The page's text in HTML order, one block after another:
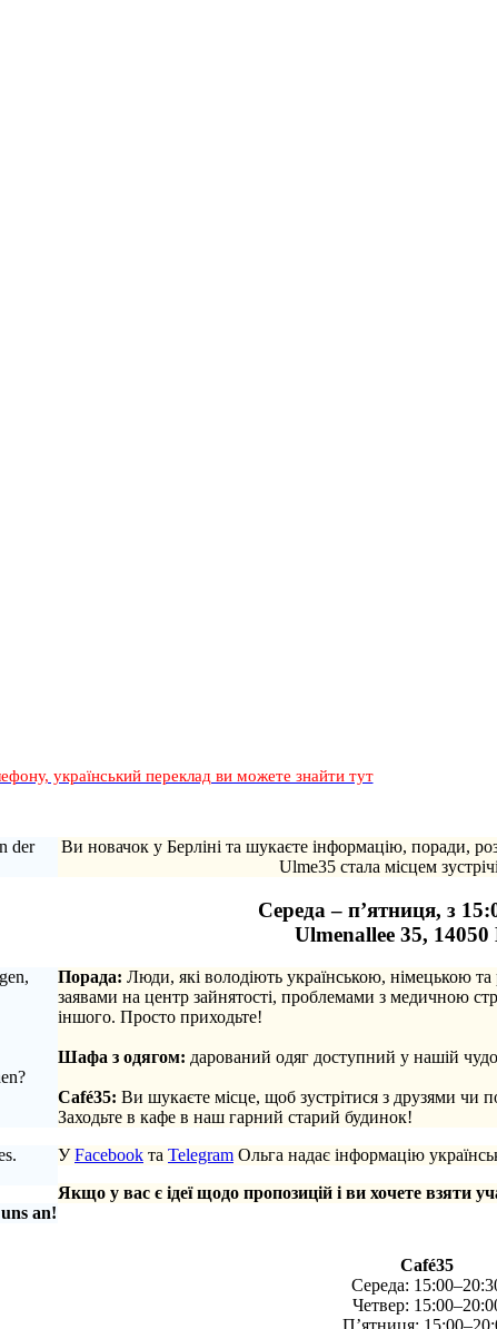
український переклад ви можете знайти тут
der
an!
Ви новачок у Берліні та шукаєте інформацію, поради,
Ulme35 стала місцем
Середа – п’ятниця, з
Ulmenallee 35, 14050
Порада: Люди, які володіють українською, німецькою
заявами на центр зайнятості, проблемами з медичною
іншого. Просто приходьте!
Шафа з одягом: дарований одяг доступний у нашій
Café35: Ви шукаєте місце, щоб зустрітися з друзями чи
Заходьте в кафе в наш гарний старий будинок!
УFacebook та Telegram Ольга надає інформацію
Якщо у вас є ідеї щодо пропозицій і ви хочете взяти
Café35
Середа:
Четвер: